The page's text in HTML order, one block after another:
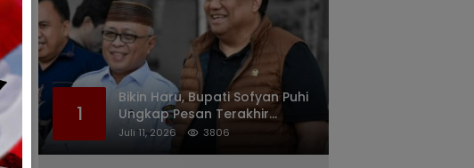
1
Bikin Haru, Bupati Sofyan Puhi
Ungkap Pesan Terakhir
Rachmat Gobel Sehari
Sebelum Wafat
Juli 11, 2026 3806